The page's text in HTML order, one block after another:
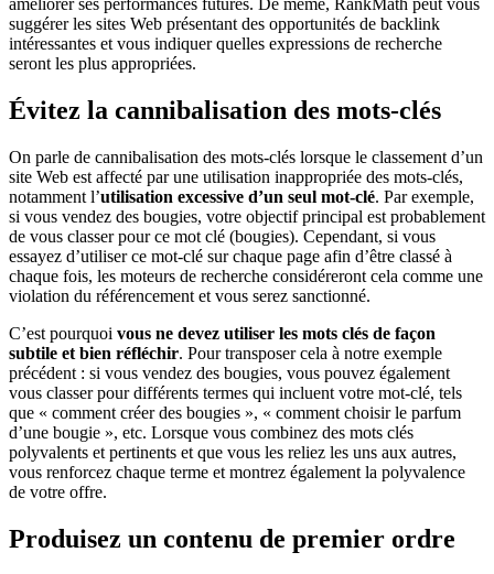
suggérer les sites Web présentant des opportunités de backlink
intéressantes et vous indiquer quelles expressions de recherche
seront les plus appropriées.
Évitez la cannibalisation des mots-clés
On parle de cannibalisation des mots-clés lorsque le classement d’un
site Web est affecté par une utilisation inappropriée des mots-clés,
notamment l’utilisation excessive d’un seul mot-clé. Par exemple,
si vous vendez des bougies, votre objectif principal est probablement
de vous classer pour ce mot clé (bougies). Cependant, si vous
essayez d’utiliser ce mot-clé sur chaque page afin d’être classé à
chaque fois, les moteurs de recherche considéreront cela comme une
violation du référencement et vous serez sanctionné.
C’est pourquoi vous ne devez utiliser les mots clés de façon
subtile et bien réfléchir. Pour transposer cela à notre exemple
précédent : si vous vendez des bougies, vous pouvez également
vous classer pour différents termes qui incluent votre mot-clé, tels
que « comment créer des bougies », « comment choisir le parfum
d’une bougie », etc. Lorsque vous combinez des mots clés
polyvalents et pertinents et que vous les reliez les uns aux autres,
vous renforcez chaque terme et montrez également la polyvalence
de votre offre.
Produisez un contenu de premier ordre